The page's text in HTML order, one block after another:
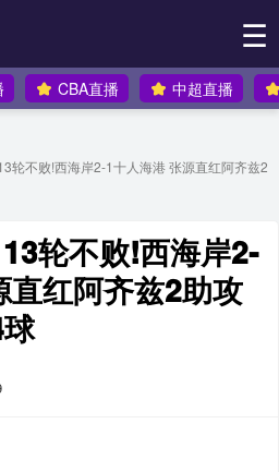
☰
CBA直播 中超直播
轮不败!西海岸2-1十人海港 张源直红阿齐兹2
13轮不败!西海岸2-
红阿齐兹2助攻